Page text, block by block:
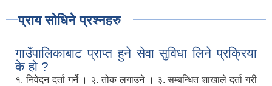
प्राय सोधिने प्रश्नहरु
गाउँपालिकाबाट प्राप्त हुने सेवा सुविधा लिने प्रक्रिया
के हो ?
१. निवेदन दर्ता गर्ने । २. तोक लगाउने । ३. सम्बन्धित शाखाले दर्ता गरी